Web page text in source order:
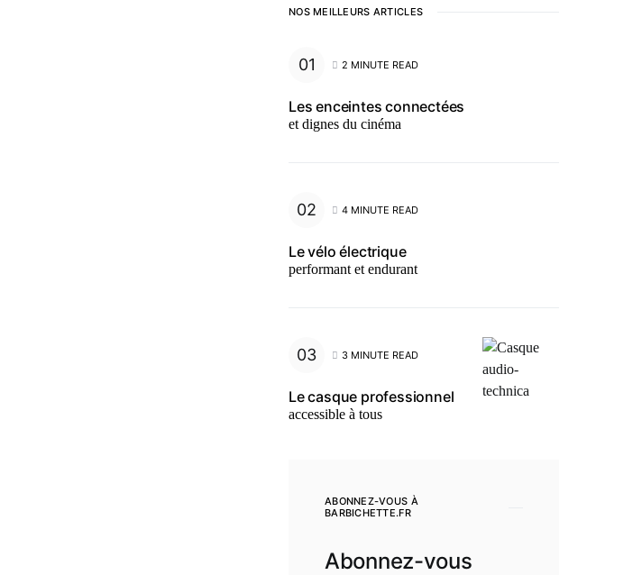
NOS MEILLEURS ARTICLES
2 MINUTE READ
Les enceintes connectées
et dignes du cinéma
4 MINUTE READ
Le vélo électrique
performant et endurant
3 MINUTE READ
Le casque professionnel
accessible à tous
ABONNEZ-VOUS À
BARBICHETTE.FR
Abonnez-vous